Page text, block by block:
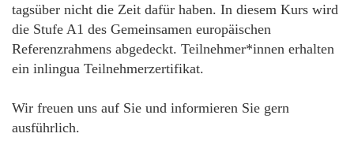
tagsüber nicht die Zeit dafür haben. In diesem Kurs wird
die Stufe A1 des Gemeinsamen europäischen
Referenzrahmens abgedeckt. Teilnehmer*innen erhalten
ein inlingua Teilnehmerzertifikat.
Wir freuen uns auf Sie und informieren Sie gern
ausführlich.